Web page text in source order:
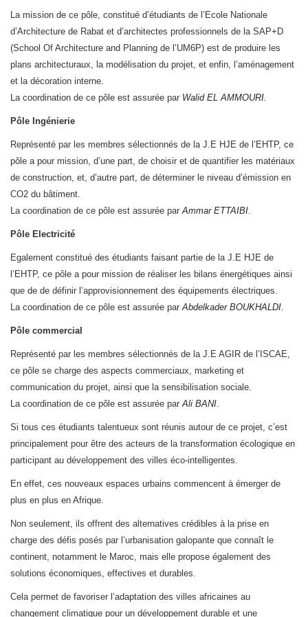
La mission de ce pôle, constitué d’étudiants de l’Ecole Nationale
d’Architecture de Rabat et d’architectes professionnels de la SAP+D
(School Of Architecture and Planning de l’UM6P) est de produire les
plans architecturaux, la modélisation du projet, et enfin, l’aménagement
et la décoration interne.
La coordination de ce pôle est assurée par Walid EL AMMOURI.
Pôle Ingénierie
Représenté par les membres sélectionnés de la J.E HJE de l’EHTP, ce
pôle a pour mission, d’une part, de choisir et de quantifier les matériaux
de construction, et, d’autre part, de déterminer le niveau d’émission en
CO2 du bâtiment.
La coordination de ce pôle est assurée par Ammar ETTAIBI
Pôle Electricité
Egalement constitué des étudiants faisant partie de la J.E HJE de
l’EHTP, ce pôle a pour mission de réaliser les bilans énergétiques ainsi
que de de définir l’approvisionnement des équipements électriques.
La coordination de ce pôle est assurée par Abdelkader BOUKHALDI.
Pôle commercial
Représenté par les membres sélectionnés de la J.E AGIR de l’ISCAE,
ce pôle se charge des aspects commerciaux, marketing et
communication du projet, ainsi que la sensibilisation sociale.
La coordination de ce pôle est assurée par Ali BANI
Si tous ces étudiants talentueux sont réunis autour de ce projet, c’est
principalement pour être des acteurs de la transformation écologique en
participant au développement des villes éco-intelligentes.
En effet, ces nouveaux espaces urbains commencent à émerger de
plus en plus en Afrique.
Non seulement, ils offrent des alternatives crédibles à la prise en
charge des défis posés par l’urbanisation galopante que connaît le
continent, notamment le Maroc, mais elle propose également des
solutions économiques, effectives et durables.
Cela permet de favoriser l’adaptation des villes africaines au
changement climatique pour un développement durable et une